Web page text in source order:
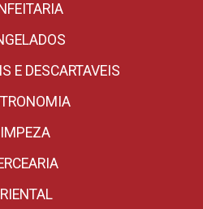
E DESCARTAVEIS